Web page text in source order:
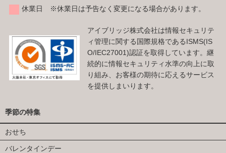
休業日 ※休業日は予告なく変更になる場合があります。
アイブリッジ株式会社は情報セキュリテ
ィ管理に関する国際規格であるISMS(IS
O/IEC27001)認証を取得しています。継
続的に情報セキュリティ水準の向上に取
り組み、お客様の期待に応えるサービス
を提供しまいります。
季節の特集
おせち
バレンタインデー